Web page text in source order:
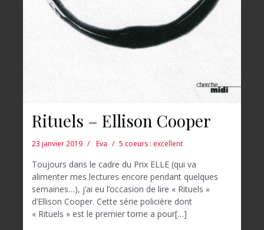
Rituels – Ellison Cooper
23 janvier 2019 Eva 5 coeurs : excellent
Toujours dans le cadre du Prix ELLE (qui va
alimenter mes lectures encore pendant quelques
semaines…), j’ai eu l’occasion de lire « Rituels »
d’Ellison Cooper. Cette série policière dont
« Rituels » est le premier tome a pour[…]